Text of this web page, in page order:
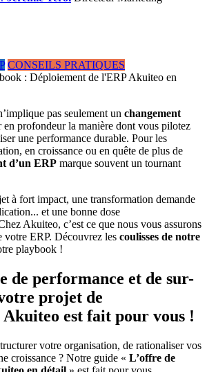
CONSEILS PRATIQUES
pas seulement un changement
en profondeur la manière dont vous pilotez
une performance durable. Pour les
en croissance ou en quête de plus de
d’un ERP marque souvent un tournant
à fort impact, une transformation demande
et une bonne dose
Akuiteo, c’est ce que nous vous assurons
votre ERP. Découvrez les coulisses de notre
playbook !
de performance et de sur-
projet de
est fait pour vous !
votre organisation, de rationaliser vos
croissance ? Notre guide « L’offre de